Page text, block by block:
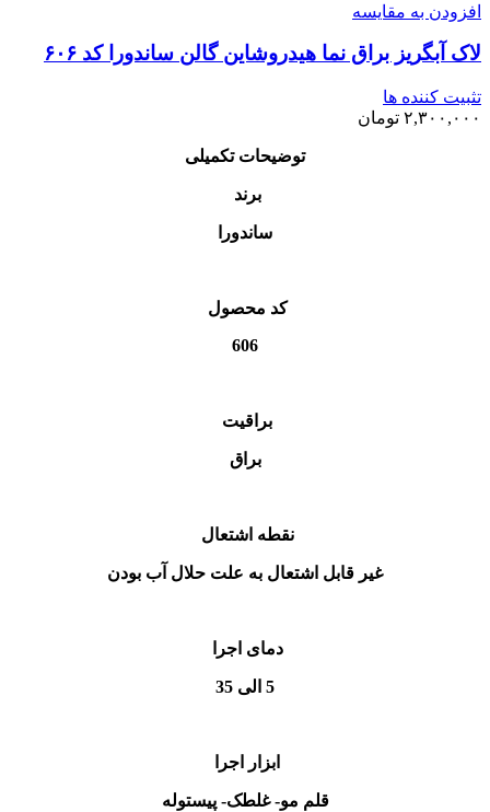
افزودن به مقایسه
لاک آبگریز براق نما هیدروشاین گالن ساندورا کد ۶۰۶
تثبیت کننده ها
۲,۳۰۰,۰۰۰ تومان
توضیحات تکمیلی
برند
ساندورا
کد محصول
606
براقیت
براق
نقطه اشتعال
غیر قابل اشتعال به علت حلال آب بودن
دمای اجرا
5 الی 35
ابزار اجرا
قلم مو- غلطک- پیستوله